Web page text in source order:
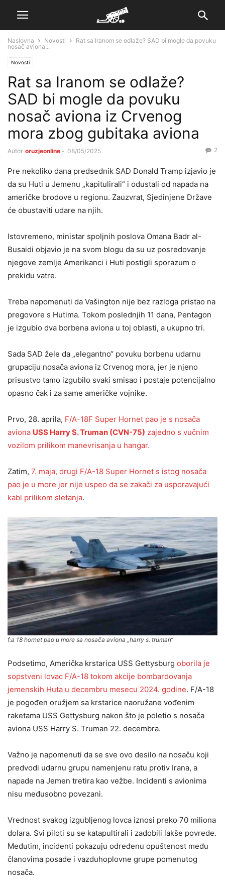
Naslovna Novosti
Rat sa Iranom se odlaže? SAD bi mogle da povuku
nosač aviona...
Novosti
Rat sa Iranom se odlaže?
SAD bi mogle da povuku
nosač aviona iz Crvenog
mora zbog gubitaka aviona
Autor oruzjeonline - 08/05/2025 2
Pre nekoliko dana predsednik SAD Donald Tramp izjavio je
da su Huti u Jemenu „kapitulirali“ i odustali od napada na
američke brodove u regionu. Zauzvrat, Sjedinjene Države
će obustaviti udare na njih.
Istovremeno, ministar spoljnih poslova Omana Badr al-
Busaidi objavio je na svom blogu da su uz posredovanje
njegove zemlje Amerikanci i Huti postigli sporazum o
prekidu vatre.
Treba napomenuti da Vašington nije bez razloga pristao na
pregovore s Hutima. Tokom poslednjih 11 dana, Pentagon
je izgubio dva borbena aviona u toj oblasti, a ukupno tri.
Sada SAD žele da „elegantno“ povuku borbenu udarnu
grupaciju nosača aviona iz Crvenog mora, jer je njeno
prisustvo tamo izgubilo svaki smisao i postaje potencijalno
opasno čak i za same američke vojnike.
Prvo, 28. aprila, F/A-18F Super Hornet pao je s nosača
aviona USS Harry S. Truman (CVN-75) zajedno s vučnim
vozilom prilikom manevrisanja u hangar.
Zatim, 7. maja, drugi F/A-18 Super Hornet s istog nosača
pao je u more jer nije uspeo da se zakači za usporavajući
kabl prilikom sletanja.
f:a 18 hornet pao u more sa nosača aviona „harry s. truman“
Podsetimo, Američka krstarica USS Gettysburg oborila je
sopstveni lovac F/A-18 tokom akcije bombardovanja
jemenskih Huta u decembru mesecu 2024. godine. F/A-18
je pogođen oružjem sa krstarice naoružane vođenim
raketama USS Gettysburg nakon što je poletio s nosača
aviona USS Harry S. Truman 22. decembra.
Važno je napomenuti da se sve ovo desilo na nosaču koji
predvodi udarnu grupu namenjenu ratu protiv Irana, a
napade na Jemen tretira kao vežbe. Incidenti s avionima
nisu međusobno povezani.
Vrednost svakog izgubljenog lovca iznosi preko 70 miliona
dolara. Svi piloti su se katapultirali i zadobili lakše povrede.
Međutim, incidenti pokazuju određenu opuštenost među
članovima posade i vazduhoplovne grupe pomenutog
nosača.